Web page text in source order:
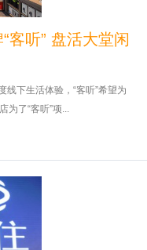
客听” 盘活大堂闲
线下生活体验，“客听”希望为
为了“客听”项...